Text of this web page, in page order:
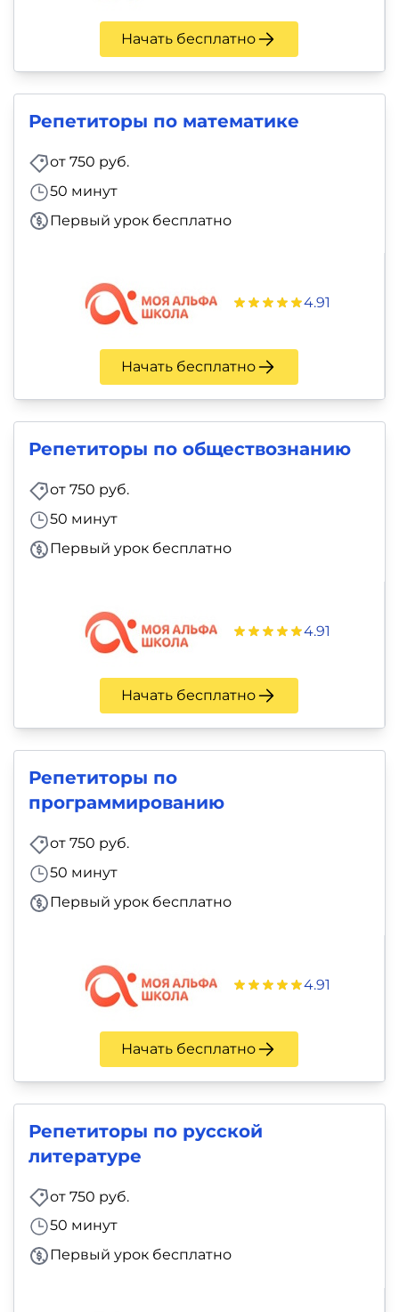
Начать бесплатно
Репетиторы по математике
от 750 руб.
50 минут
Первый урок бесплатно
4.91
Начать бесплатно
Репетиторы по обществознанию
от 750 руб.
50 минут
Первый урок бесплатно
4.91
Начать бесплатно
Репетиторы по
программированию
от 750 руб.
50 минут
Первый урок бесплатно
4.91
Начать бесплатно
Репетиторы по русской
литературе
от 750 руб.
50 минут
Первый урок бесплатно